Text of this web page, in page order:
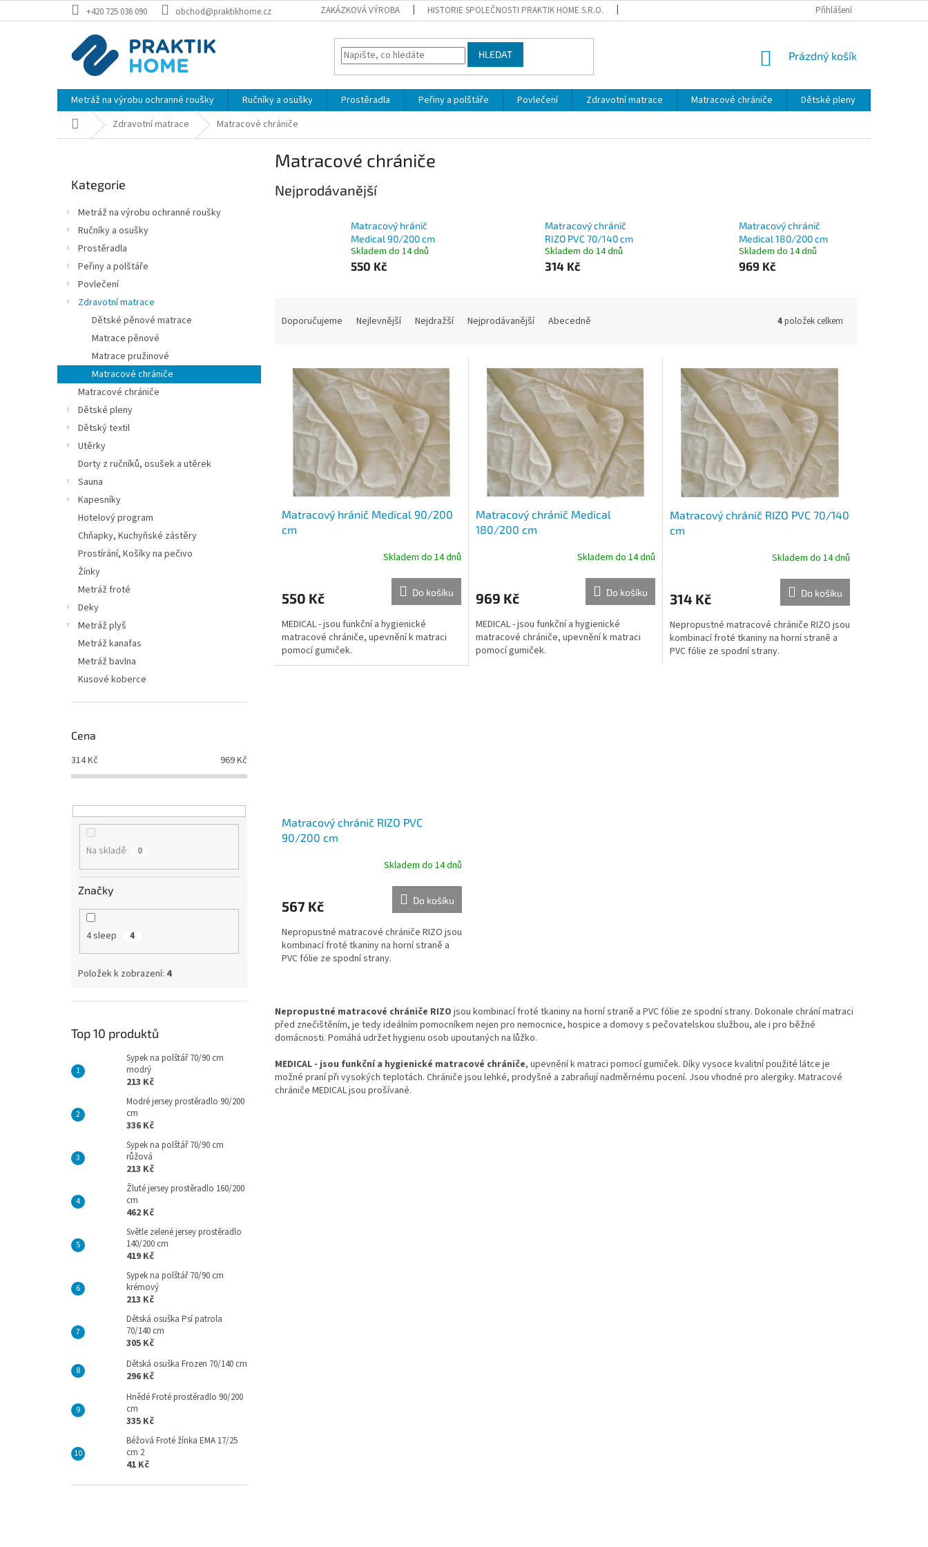
na
+420 725 036 090 obchod@praktikhome.cz ZAKÁZKOVÁ VÝROBA HISTORIE SPOLEČNOSTI PRAKTIK HOME S.R.O. PRŮVODCE MATERIÁLY
Přihlášení
HLEDAT
NÁKUPNÍ
Prázdný košík
Metráž na výrobu ochranné roušky Ručníky a osušky Prostěradla Peřiny a polštáře Povlečení Zdravotní matrace Matracové chrániče Dětské pleny
Domů Zdravotní matrace Matracové chrániče
kategorie
Kategorie
Metráž na výrobu ochranné roušky
Ručníky a osušky
Prostěradla
Peřiny a polštáře
Povlečení
Zdravotní matrace
Dětské pěnové matrace
Matrace pěnové
Matrace pružinové
Matracové chrániče
Matracové chrániče
Dětské pleny
Dětský textil
Utěrky
Dorty z ručníků, osušek a utěrek
Sauna
Kapesníky
Hotelový program
Chňapky, Kuchyňské zástěry
Prostírání, Košíky na pečivo
Žínky
Metráž froté
Deky
Metráž plyš
Metráž kanafas
Metráž bavlna
Kusové koberce
Cena
314Kč 969Kč
Na skladě 0
Značky
4 sleep 4
Položek k zobrazení: 4
Top 10 produktů
Sypek na polštář 70/90 cm
modrý
213 Kč
Modré jersey prostěradlo 90/200
cm
336 Kč
Sypek na polštář 70/90 cm
růžová
213 Kč
Žluté jersey prostěradlo 160/200
cm
462 Kč
Světle zelené jersey prostěradlo
140/200 cm
419 Kč
Sypek na polštář 70/90 cm
krémový
213 Kč
Dětská osuška Psí patrola
70/140 cm
305 Kč
Dětská osuška Frozen 70/140 cm
296 Kč
Hnědé Froté prostěradlo 90/200
cm
335 Kč
Béžová Froté žínka EMA 17/25
cm 2
41 Kč
Matracové chrániče
Nejprodávanější
Matracový hránič
Medical 90/200 cm
Skladem do 14 dnů
550 Kč
Matracový chránič
RIZO PVC 70/140 cm
Skladem do 14 dnů
314 Kč
Matracový chránič
Medical 180/200 cm
Skladem do 14 dnů
969 Kč
Doporučujeme Nejlevnější Nejdražší Nejprodávanější Abecedně 4položek celkem
Matracový hránič Medical 90/200
cm
Skladem do 14 dnů
550 Kč Do košíku
MEDICAL - jsou funkční a hygienické
matracové chrániče, upevnění k matraci
pomocí gumiček.
Matracový chránič Medical
180/200 cm
Skladem do 14 dnů
969 Kč Do košíku
MEDICAL - jsou funkční a hygienické
matracové chrániče, upevnění k matraci
pomocí gumiček.
Matracový chránič RIZO PVC 70/140
cm
Skladem do 14 dnů
314 Kč Do košíku
Nepropustné matracové chrániče RIZO jsou
kombinací froté tkaniny na horní straně a
PVC fólie ze spodní strany.
Matracový chránič RIZO PVC
90/200 cm
Skladem do 14 dnů
567 Kč Do košíku
Nepropustné matracové chrániče RIZO jsou
kombinací froté tkaniny na horní straně a
PVC fólie ze spodní strany.
l
á
a
c
í
Nepropustné matracové chrániče RIZO jsou kombinací froté tkaniny na horní straně a PVC fólie ze spodní strany. Dokonale chrání matraci
před znečištěním, je tedy ideálním pomocníkem nejen pro nemocnice, hospice a domovy s pečovatelskou službou, ale i pro běžné
domácnosti. Pomáhá udržet hygienu osob upoutaných na lůžko.
MEDICAL - jsou funkční a hygienické matracové chrániče, upevnění k matraci pomocí gumiček. Díky vysoce kvalitní použité látce je
možné praní při vysokých teplotách. Chrániče jsou lehké, prodyšné a zabraňují nadměrnému pocení. Jsou vhodné pro alergiky. Matracové
chrániče MEDICAL jsou prošívané.